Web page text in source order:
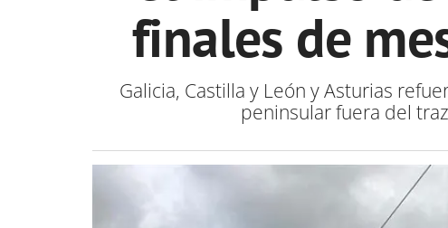
finales de
Galicia, Castilla y León y Asturias
peninsular fuera del